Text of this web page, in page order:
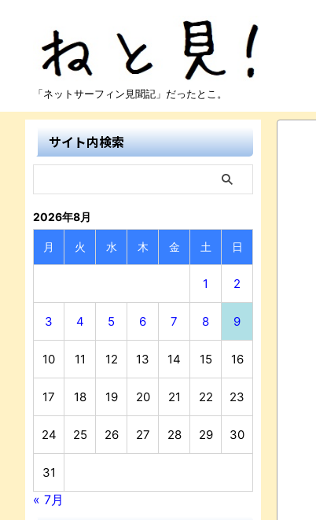
「ネットサーフィン見聞記」だったとこ。
サイト内検索
2026年8月
月 火 水 木 金 土 日
1 2
3 4 5 6 7 8 9
10 11 12 13 14 15 16
17 18 19 20 21 22 23
24 25 26 27 28 29 30
31
« 7月